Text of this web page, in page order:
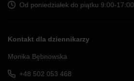
Od poniedziałek do piątku 9:00-17:00
Kontakt dla dziennikarzy
Monika Bębnowska
+48 502 053 468